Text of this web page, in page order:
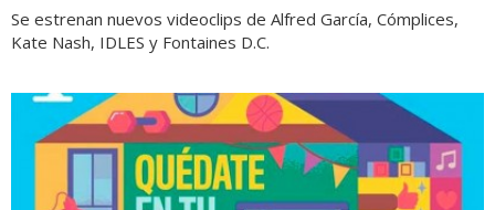
Se estrenan nuevos videoclips de Alfred García, Cómplices,
Kate Nash, IDLES y Fontaines D.C.